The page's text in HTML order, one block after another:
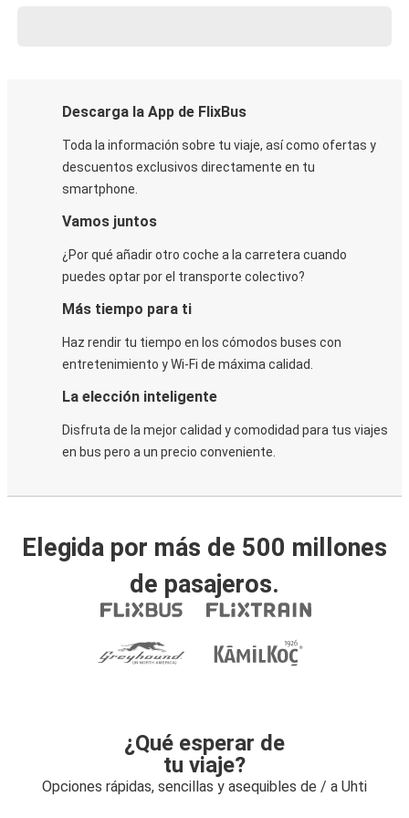
Descarga la App de FlixBus
Toda la información sobre tu viaje, así como ofertas y
descuentos exclusivos directamente en tu
smartphone.
Vamos juntos
¿Por qué añadir otro coche a la carretera cuando
puedes optar por el transporte colectivo?
Más tiempo para ti
Haz rendir tu tiempo en los cómodos buses con
entretenimiento y Wi-Fi de máxima calidad.
La elección inteligente
Disfruta de la mejor calidad y comodidad para tus viajes
en bus pero a un precio conveniente.
Elegida por más de 500 millones
de pasajeros.
¿Qué esperar de
tu viaje?
Opciones rápidas, sencillas y asequibles de / a Uhti